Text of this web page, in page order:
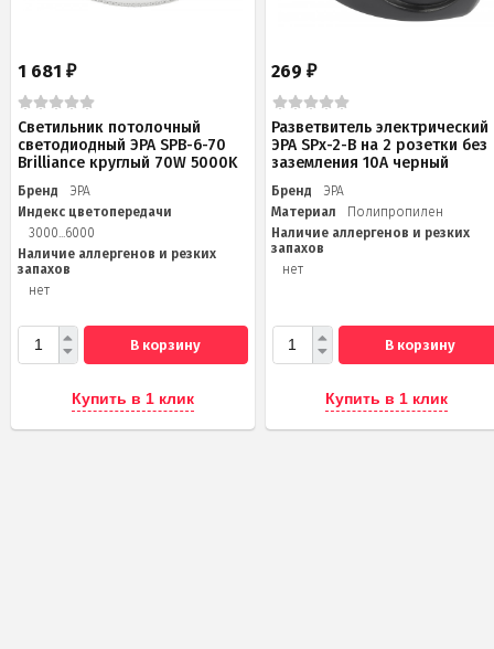
1 681 ₽
Светильник потолочный
светодиодный ЭРА SPB-6-70
Brilliance круглый 70W 5000K
Бренд
ЭРА
Индекс цветопередачи
3000...6000
Наличие аллергенов и резких
запахов
нет
В корзину
Купить в 1 клик
269₽
Разветвитель электрический
ЭРА SPx-2-B на 2 розетки без
заземления 10А черный
Бренд
ЭРА
Материал
Полипропилен
Наличие аллергенов и резких
запахов
нет
В корзину
Купить в 1 клик